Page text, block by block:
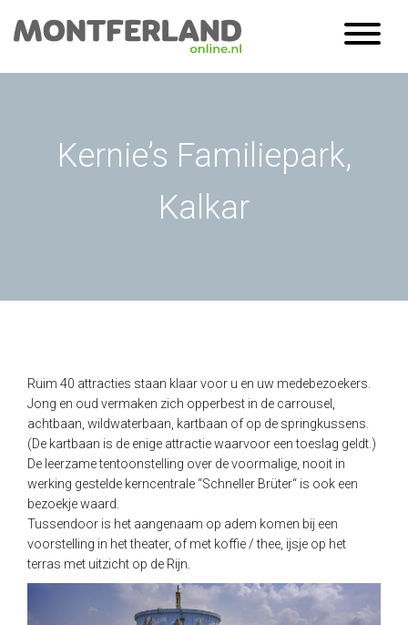
Kernie’s Familiepark,
Kalkar
Ruim 40 attracties staan klaar voor u en uw medebezoekers.
Jong en oud vermaken zich opperbest in de carrousel,
achtbaan, wildwaterbaan, kartbaan of op de springkussens.
(De kartbaan is de enige attractie waarvoor een toeslag geldt.)
De leerzame tentoonstelling over de voormalige, nooit in
werking gestelde kerncentrale “Schneller Brüter“ is ook een
bezoekje waard.
Tussendoor is het aangenaam op adem komen bij een
voorstelling in het theater, of met koffie / thee, ijsje op het
terras met uitzicht op de Rijn.